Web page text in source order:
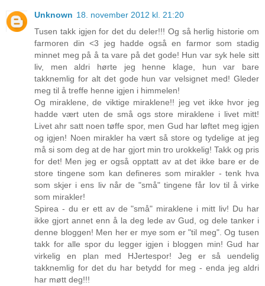
Unknown 18. november 2012 kl. 21:20
Tusen takk igjen for det du deler!!! Og så herlig historie om
farmoren din <3 jeg hadde også en farmor som stadig
minnet meg på å ta vare på det gode! Hun var syk hele sitt
liv, men aldri hørte jeg henne klage, hun var bare
takknemlig for alt det gode hun var velsignet med! Gleder
meg til å treffe henne igjen i himmelen!
Og miraklene, de viktige miraklene!! jeg vet ikke hvor jeg
hadde vært uten de små ogs store miraklene i livet mitt!
Livet ahr satt noen tøffe spor, men Gud har løftet meg igjen
og igjen! Noen mirakler ha vært så store og tydelige at jeg
må si som deg at de har gjort min tro urokkelig! Takk og pris
for det! Men jeg er også opptatt av at det ikke bare er de
store tingene som kan defineres som mirakler - tenk hva
som skjer i ens liv når de "små" tingene får lov til å virke
som mirakler!
Spirea - du er ett av de "små" miraklene i mitt liv! Du har
ikke gjort annet enn å la deg lede av Gud, og dele tanker i
denne bloggen! Men her er mye som er "til meg". Og tusen
takk for alle spor du legger igjen i bloggen min! Gud har
virkelig en plan med HJertespor! Jeg er så uendelig
takknemlig for det du har betydd for meg - enda jeg aldri
har møtt deg!!!